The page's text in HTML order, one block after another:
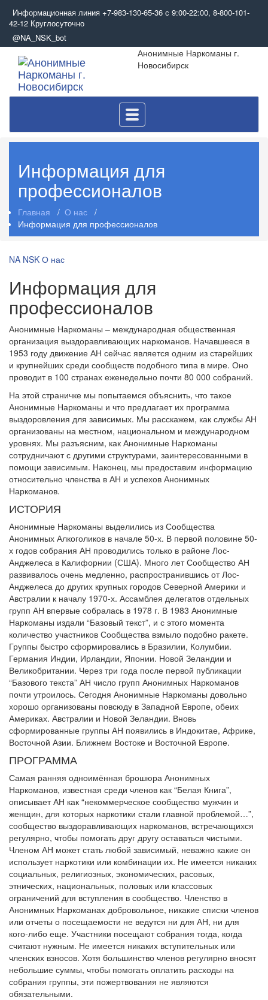
содержимому
Информационная линия +7-983-130-65-36 с 9:00-22:00, 8-800-101-
42-12 Круглосуточно
@NA_NSK_bot
Анонимные Наркоманы г.
Новосибирск
Показать/
Скрыть
Информация для
профессионалов
Главная / О нас /
Информация для профессионалов
NA NSK О нас
Информация для
профессионалов
Анонимные Наркоманы – международная общественная
организация выздоравливающих наркоманов. Начавшееся в
1953 году движение АН сейчас является одним из старейших
и крупнейших среди сообществ подобного типа в мире. Оно
проводит в 100 странах еженедельно почти 80 000 собраний.
На этой страничке мы попытаемся объяснить, что такое
Анонимные Наркоманы и что предлагает их программа
выздоровления для зависимых. Мы расскажем, как службы АН
организованы на местном, национальном и международном
уровнях. Мы разъясним, как Анонимные Наркоманы
сотрудничают с другими структурами, заинтересованными в
помощи зависимым. Наконец, мы предоставим информацию
относительно членства в АН и успехов Анонимных
Наркоманов.
ИСТОРИЯ
Анонимные Наркоманы выделились из Сообщества
Анонимных Алкоголиков в начале 50-х. В первой половине 50-
х годов собрания АН проводились только в районе Лос-
Анджелеса в Калифорнии (США). Много лет Сообщество АН
развивалось очень медленно, распространившись от Лос-
Анджелеса до других крупных городов Северной Америки и
Австралии к началу 1970-х. Ассамблея делегатов отдельных
групп АН впервые собралась в 1978 г. В 1983 Анонимные
Наркоманы издали “Базовый текст”, и с этого момента
количество участников Сообщества взмыло подобно ракете.
Группы быстро сформировались в Бразилии, Колумбии.
Германия Индии, Ирландии, Японии. Новой Зеландии и
Великобритании. Через три года после первой публикации
“Базового текста” АН число групп Анонимных Наркоманов
почти утроилось. Сегодня Анонимные Наркоманы довольно
хорошо организованы повсюду в Западной Европе, обеих
Америках. Австралии и Новой Зеландии. Вновь
сформированные группы АН появились в Индокитае, Африке,
Восточной Азии. Ближнем Востоке и Восточной Европе.
ПРОГРАММА
Самая ранняя одноимённая брошюра Анонимных
Наркоманов, известная среди членов как “Белая Книга”,
описывает АН как “некоммерческое сообщество мужчин и
женщин, для которых наркотики стали главной проблемой…”,
сообщество выздоравливающих наркоманов, встречающихся
регулярно, чтобы помогать друг другу оставаться чистыми.
Членом АН может стать любой зависимый, неважно какие он
использует наркотики или комбинации их. Не имеется никаких
социальных, религиозных, экономических, расовых,
этнических, национальных, половых или классовых
ограничений для вступления в сообщество. Членство в
Анонимных Наркоманах добровольное, никакие списки членов
или отчеты о посещаемости не ведутся ни для АН, ни для
кого-либо еще. Участники посещают собрания тогда, когда
считают нужным. Не имеется никаких вступительных или
членских взносов. Хотя большинство членов регулярно вносят
небольшие суммы, чтобы помогать оплатить расходы на
собрания группы, эти пожертвования не являются
обязательными.